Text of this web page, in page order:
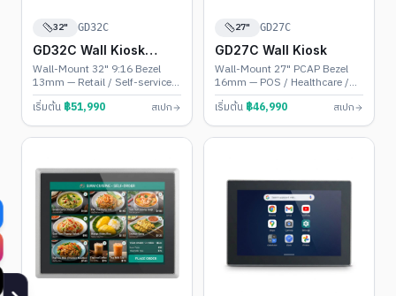
32" GD32C
GD32C Wall Kiosk
(Portrait)
Wall-Mount 32" 9:16 Bezel
13mm — Retail / Self-service /
POS
เริ่มต้น ฿51,990 สเปก
27" GD27C
GD27C Wall Kiosk
Wall-Mount 27" PCAP Bezel
16mm — POS / Healthcare /
Banking
เริ่มต้น ฿46,990 สเปก